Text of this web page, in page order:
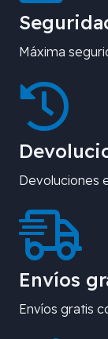
Máxima
Devoluciones
Envíos
Envíos gratis